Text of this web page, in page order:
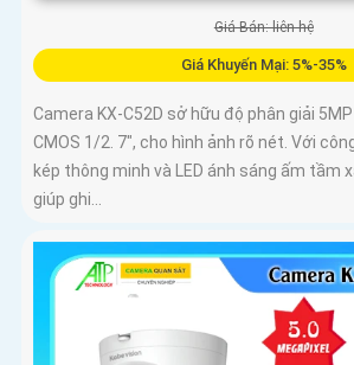
Giá Bán: liên hệ
Giá Khuyến Mại: 5%-35%
Camera KX-C52D sở hữu độ phân giải
CMOS 1/2. 7", cho hình ảnh rõ nét. Với
kép thông minh và LED ánh sáng ấm tầm
giúp ghi...